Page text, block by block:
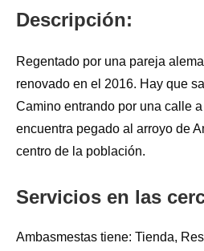
Descripción:
Regentado por una pareja
renovado en el 2016. Hay que
Camino entrando por una calle
encuentra pegado al arroyo de
centro de la población.
Servicios en las
Ambasmestas tiene: Tienda,